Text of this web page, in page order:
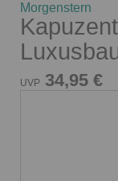
Morgenstern
UVP 34,95 €